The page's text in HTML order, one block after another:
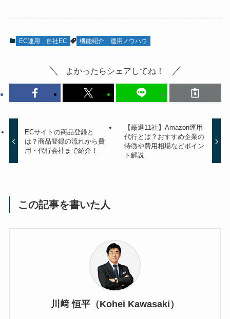
EC運用 自社EC 機能紹介 運用ノウハウ
よかったらシェアしてね！
ECサイトの商品登録と
は？商品登録の流れから費
用・代行会社まで紹介！
【厳選11社】Amazon運用
代行とは？おすすめ企業の
特徴や費用相場などポイン
ト解説
この記事を書いた人
川﨑 恒平（Kohei Kawasaki）